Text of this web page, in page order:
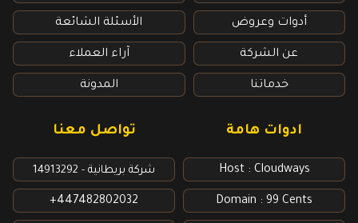
أدوات وعروض
عن الشركة
خدماتنا
الأسئلة الشائعة
آراء العملاء
المدونة
ادوات هامة
Host : Cloudways
Domain : 99 Cents
تواصل معنا
شركة بريطانية - 14913292
447482802032+